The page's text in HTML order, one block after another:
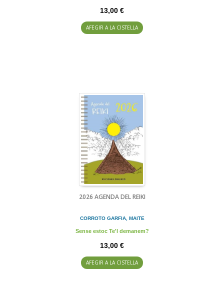
13,00 €
AFEGIR A LA CISTELLA
2026 AGENDA DEL REIKI
CORROTO GARFIA, MAITE
Sense estoc Te'l demanem?
13,00 €
AFEGIR A LA CISTELLA